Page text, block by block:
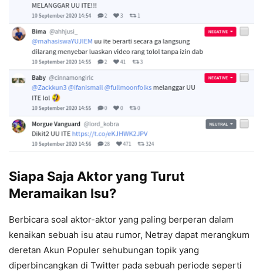
Siapa Saja Aktor yang Turut
Meramaikan Isu?
Berbicara soal aktor-aktor yang paling berperan dalam
kenaikan sebuah isu atau rumor, Netray dapat merangkum
deretan Akun Populer sehubungan topik yang
diperbincangkan di Twitter pada sebuah periode seperti